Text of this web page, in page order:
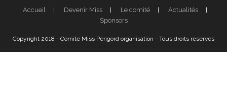
Accueil Devenir Miss Le comité
Actualités
Sponsors
Copyright 2018 - Comité Miss Périgord organisation - Tous droits réservés